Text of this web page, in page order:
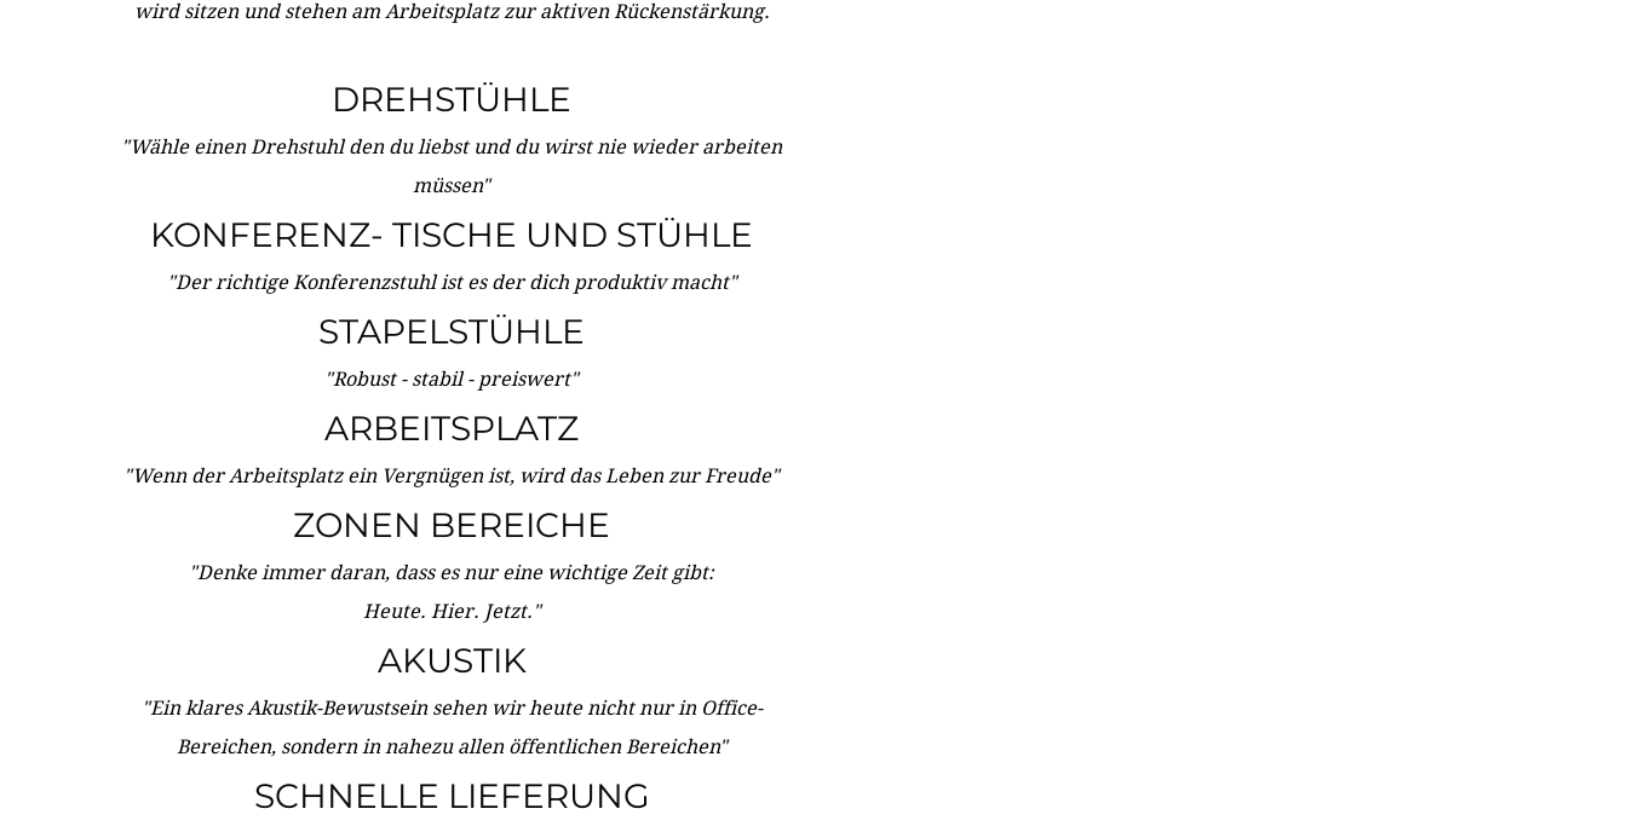
wird sitzen und stehen am Arbeitsplatz zur aktiven Rückenstärkung.
DREHSTÜHLE
"Wähle einen Drehstuhl den du liebst und du wirst nie wieder arbeiten
müssen"
KONFERENZ- TISCHE UND STÜHLE
"Der richtige Konferenzstuhl ist es der dich produktiv macht"
STAPELSTÜHLE
"Robust - stabil - preiswert"
ARBEITSPLATZ
"Wenn der Arbeitsplatz ein Vergnügen ist, wird das Leben zur Freude"
ZONEN BEREICHE
"Denke immer daran, dass es nur eine wichtige Zeit gibt:
Heute. Hier. Jetzt."
AKUSTIK
"Ein klares Akustik-Bewustsein sehen wir heute nicht nur in Office-
Bereichen, sondern in nahezu allen öffentlichen Bereichen"
SCHNELLE LIEFERUNG